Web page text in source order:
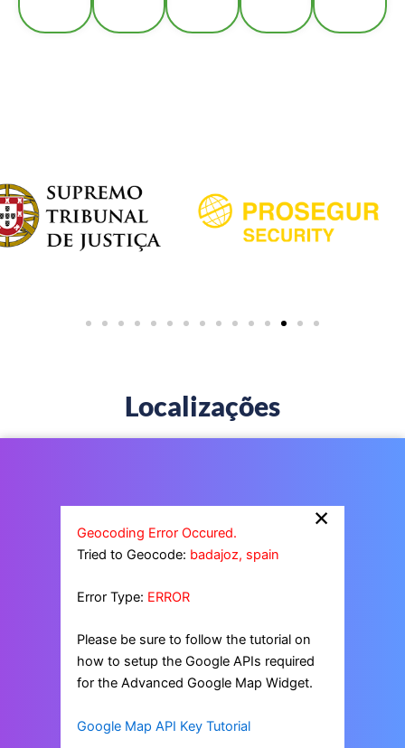
Localizações
×
Geocoding Error Occured.
Tried to Geocode: badajoz, spain
Error Type: ERROR
Please be sure to follow the tutorial on
how to setup the Google APIs required
for the Advanced Google Map Widget.
Google Map API Key Tutorial